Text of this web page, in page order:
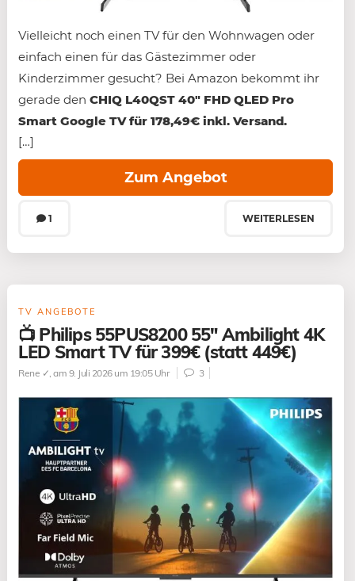
Vielleicht noch einen TV für den Wohnwagen oder
einfach einen für das Gästezimmer oder
Kinderzimmer gesucht? Bei Amazon bekommt ihr
gerade den CHIQ L40QST 40″ FHD QLED Pro
Smart Google TV für 178,49€ inkl. Versand.
[…]
1
Zum Angebot
WEITERLESEN
TV ANGEBOTE
📺 Philips 55PUS8200 55″ Ambilight 4K
LED Smart TV für 399€ (statt 449€)
Rene ✓, am 9. Juli 2026 um 19:05 Uhr 3